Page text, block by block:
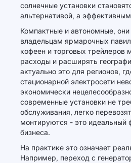
солнечные установки
альтернативой, а
Компактные и автономные,
владельцам ярмарочных
кофеен и торговых трейлеров
расходы и расширять
актуально это для регионов,
стационарной электросети
экономически
современные установки не
обслуживания, легко
монтируются - это идеальный
бизнеса.
На практике это означает
Например, переход с